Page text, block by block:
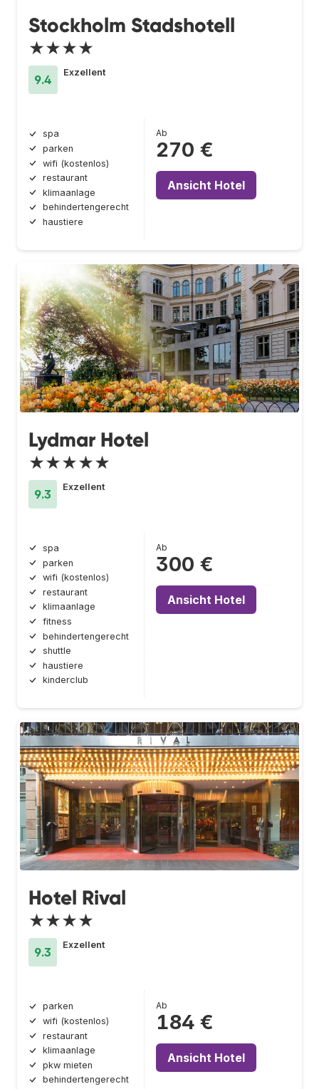
Stockholm Stadshotell
★★★★
9.4
Exzellent
spa
parken
wifi (kostenlos)
restaurant
klimaanlage
behindertengerecht
haustiere
Ab
270 €
Ansicht Hotel
Lydmar Hotel
★★★★★
9.3
Exzellent
spa
parken
wifi (kostenlos)
restaurant
klimaanlage
fitness
behindertengerecht
shuttle
haustiere
kinderclub
Ab
300 €
Ansicht Hotel
Hotel Rival
★★★★
9.3
Exzellent
parken
wifi (kostenlos)
restaurant
klimaanlage
pkw mieten
behindertengerecht
Ab
184 €
Ansicht Hotel